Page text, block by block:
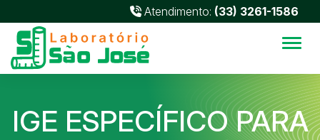
Atendimento: (33) 3261-1586
IGE ESPECÍFICO PARA